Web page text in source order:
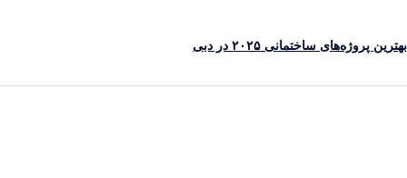
پروژه‌های ساختمانی ۲۰۲۵ در دبی